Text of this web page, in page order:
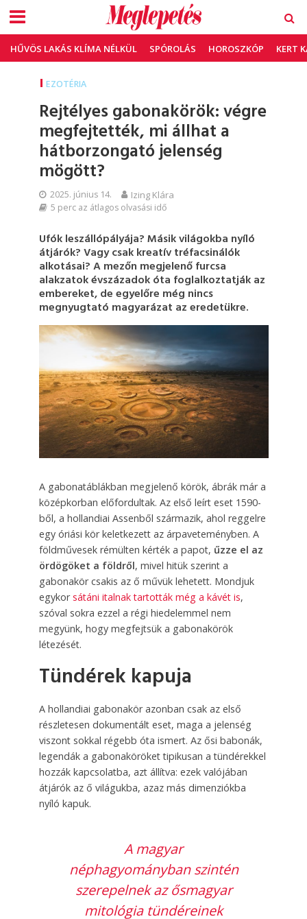
HŰVÖS LAKÁS KLÍMA NÉLKÜL SPÓROLÁS HOROSZKÓP KERT
EZOTÉRIA
Rejtélyes gabonakörök: végre
megfejtették, mi állhat a
hátborzongató jelenség
mögött?
2025. június 14. Izing Klára
5 perc az átlagos olvasási idő
Ufók leszállópályája? Másik világokba nyíló
átjárók? Vagy csak kreatív tréfacsinálók
alkotásai? A mezőn megjelenő furcsa
alakzatok évszázadok óta foglalkoztatják az
embereket, de egyelőre még nincs
megnyugtató magyarázat az eredetükre.
A gabonatáblákban megjelenő körök, ábrák már a
középkorban előfordultak. Az első leírt eset 1590-
ből, a hollandiai Assenből származik, ahol reggelre
egy óriási kör keletkezett az árpaveteményben. A
földművesek rémülten kérték a papot, űzze el az
ördögöket a földről, mivel hitük szerint a
gabonakör csakis az ő művük lehetett. Mondjuk
egykorsátáni italnak tartották még a kávét is,
szóval sokra ezzel a régi hiedelemmel nem
megyünk, hogy megfejtsük a gabonakörök
létezését.
Tündérek kapuja
A hollandiai gabonakör azonban csak az első
részletesen dokumentált eset, maga a jelenség
viszont sokkal régebb óta ismert. Az ősi babonák,
legendák a gabonaköröket tipikusan a tündérekkel
hozzák kapcsolatba, azt állítva: ezek valójában
átjárók az ő világukba, azaz más dimenziókba
nyíló kapuk.
A magyar
néphagyományban szintén
szerepelnek az ősmagyar
mitológia tündéreinek